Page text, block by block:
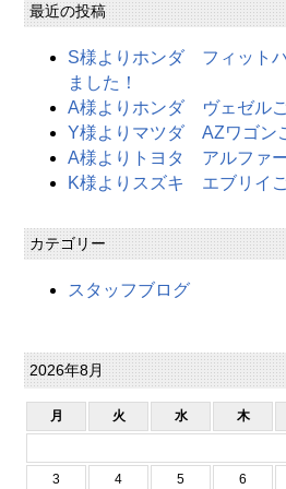
最近の投稿
S様よりホンダ フィット
ました！
A様よりホンダ ヴェゼルご
Y様よりマツダ AZワゴン
A様よりトヨタ アルファ
K様よりスズキ エブリイ
カテゴリー
スタッフブログ
2026年8月
月 火 水 木
3 4 5 6